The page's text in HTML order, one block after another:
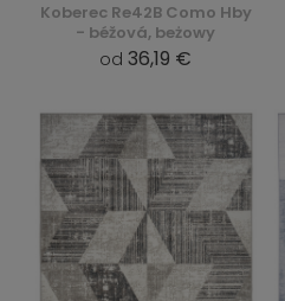
Koberec Re42B Como Hby
- béžová, beżowy
od 36,19 €